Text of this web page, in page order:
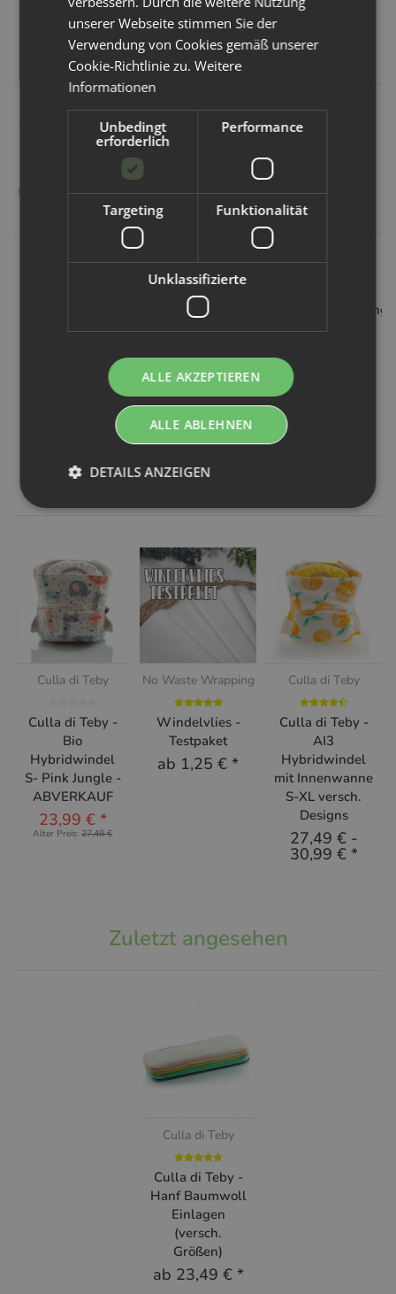
Kunden kauften dazu folgende
Artikel:
Größe 2 - 6 Stk
Culla di Teby -
Innenwanne
3er Set Größe 2
Bodyverlängerung
- 3 Stk
Ähnliche Artikel
Culla di Teby
Culla di Teby -
Bio
Hybridwindel
S- Pink Jungle -
ABVERKAUF
23,99 € *
Alter Preis: 27,49 €
No Waste Wrapping
Windelvlies -
Testpaket
ab 1,25 € *
Culla di Teby
Culla di Teby -
AI3
Hybridwindel
mit Innenwanne
S-XL versch.
Designs
27,49 €-
30,99 € *
Zuletzt angesehen
Culla di Teby
Culla di Teby -
Hanf Baumwoll
Einlagen
(versch.
Größen)
ab 23,49 € *
unserer Webseite stimmen Sie der
Verwendung von Cookies gemäß unserer
Cookie-Richtlinie zu.Weitere
Informationen
Unbedingt
erforderlich
Performance
Targeting Funktionalität
Unklassifizierte
ALLE AKZEPTIEREN
ALLE ABLEHNEN
DETAILS ANZEIGEN